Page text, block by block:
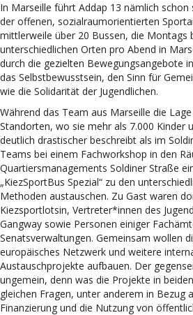
In Marseille führt Addap 13 nämlich schon
der offenen, sozialraumorientierten
mittlerweile über 20 Bussen, die Montags
unterschiedlichen Orten pro Abend in
durch die gezielten Bewegungsangebote
das Selbstbewusstsein, den Sinn für
wie die Solidarität der Jugendlichen.
Während das Team aus Marseille die
Standorten, wo sie mehr als 7.000 Kinder
deutlich drastischer beschreibt als im
Teams bei einem Fachworkshop in den
Quartiersmanagements Soldiner Straße
„KiezSportBus Spezial“ zu den
Methoden austauschen. Zu Gast waren
Kiezsportlotsin, Vertreter*innen des
Gangway sowie Personen einiger
Senatsverwaltungen. Gemeinsam wollen
europäisches Netzwerk und weitere
Austauschprojekte aufbauen. Der
ungemein, denn was die Projekte in
gleichen Fragen, unter anderem in Bezug
Finanzierung und die Nutzung von